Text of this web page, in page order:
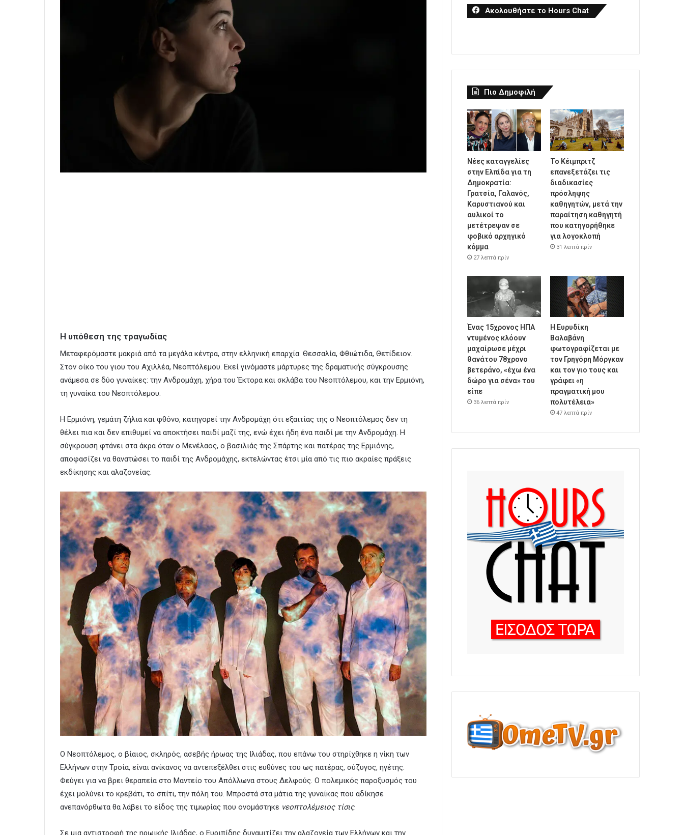
Η υπόθεση της τραγωδίας
Μεταφερόμαστε μακριά από τα μεγάλα κέντρα, στην ελληνική επαρχία. Θεσσαλία, Φθιώτιδα, Θετίδειον.
Στον οίκο του γιου του Αχιλλέα, Νεοπτόλεμου. Εκεί γινόμαστε μάρτυρες της δραματικής σύγκρουσης
ανάμεσα σε δύο γυναίκες: την Ανδρομάχη, χήρα του Έκτορα και σκλάβα του Νεοπτόλεμου, και την Ερμιόνη,
τη γυναίκα του Νεοπτόλεμου.
Η Ερμιόνη, γεμάτη ζήλια και φθόνο, κατηγορεί την Ανδρομάχη ότι εξαιτίας της ο Νεοπτόλεμος δεν τη
θέλει πια και δεν επιθυμεί να αποκτήσει παιδί μαζί της, ενώ έχει ήδη ένα παιδί με την Ανδρομάχη. Η
σύγκρουση φτάνει στα άκρα όταν ο Μενέλαος, ο βασιλιάς της Σπάρτης και πατέρας της Ερμιόνης,
αποφασίζει να θανατώσει το παιδί της Ανδρομάχης, εκτελώντας έτσι μία από τις πιο ακραίες πράξεις
εκδίκησης και αλαζονείας.
Ο Νεοπτόλεμος, ο βίαιος, σκληρός, ασεβής ήρωας της Ιλιάδας, που επάνω του στηρίχθηκε η νίκη των
Ελλήνων στην Τροία, είναι ανίκανος να αντεπεξέλθει στις ευθύνες του ως πατέρας, σύζυγος, ηγέτης.
Φεύγει για να βρει θεραπεία στο Μαντείο του Απόλλωνα στους Δελφούς. Ο πολεμικός παροξυσμός του
έχει μολύνει το κρεβάτι, το σπίτι, την πόλη του. Μπροστά στα μάτια της γυναίκας που αδίκησε
ανεπανόρθωτα θα λάβει το είδος της τιμωρίας που ονομάστηκε νεοπτολέμειος τίσις.
Σε μια αντιστροφή της ηρωικής Ιλιάδας, ο Ευριπίδης δυναμιτίζει την αλαζονεία των Ελλήνων και την
Ακολουθήστε το Hours Chat
Πιο Δημοφιλή
Νέες καταγγελίες
στην Ελπίδα για τη
Δημοκρατία:
Γρατσία, Γαλανός,
Καρυστιανού και
αυλικοί το
μετέτρεψαν σε
φοβικό αρχηγικό
κόμμα
27 λεπτά πρίν
Το Κέιμπριτζ
επανεξετάζει τις
διαδικασίες
πρόσληψης
καθηγητών, μετά την
παραίτηση καθηγητή
που κατηγορήθηκε
για λογοκλοπή
31 λεπτά πρίν
Ένας 15χρονος ΗΠΑ
ντυμένος κλόουν
μαχαίρωσε μέχρι
θανάτου 78χρονο
βετεράνο, «έχω ένα
δώρο για σένα» του
είπε
36 λεπτά πρίν
Η Ευρυδίκη
Βαλαβάνη
φωτογραφίζεται με
τον Γρηγόρη Μόργκαν
και τον γιο τους και
γράφει «η
πραγματική μου
πολυτέλεια»
47 λεπτά πρίν